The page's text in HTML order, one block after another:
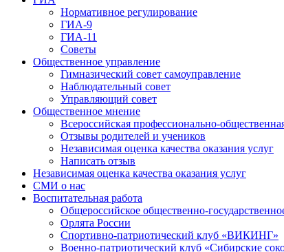
Нормативное регулирование
ГИА-9
ГИА-11
Советы
Общественное управление
Гимназический совет самоуправление
Наблюдательный совет
Управляющий совет
Общественное мнение
Всероссийская профессионально-
Отзывы родителей и учеников
Независимая оценка качества оказания услуг
Написать отзыв
Независимая оценка качества оказания услуг
СМИ о нас
Воспитательная работа
Общероссийское общественно-
Орлята России
Спортивно-патриотический клуб «ВИКИНГ»
Военно-патриотический клуб «Сибирские